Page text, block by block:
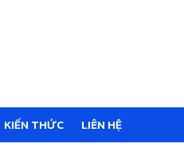
KIẾN THỨC LIÊN HỆ